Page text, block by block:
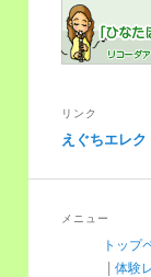
リンク
えぐちエレ
メニュー
トップ
体験